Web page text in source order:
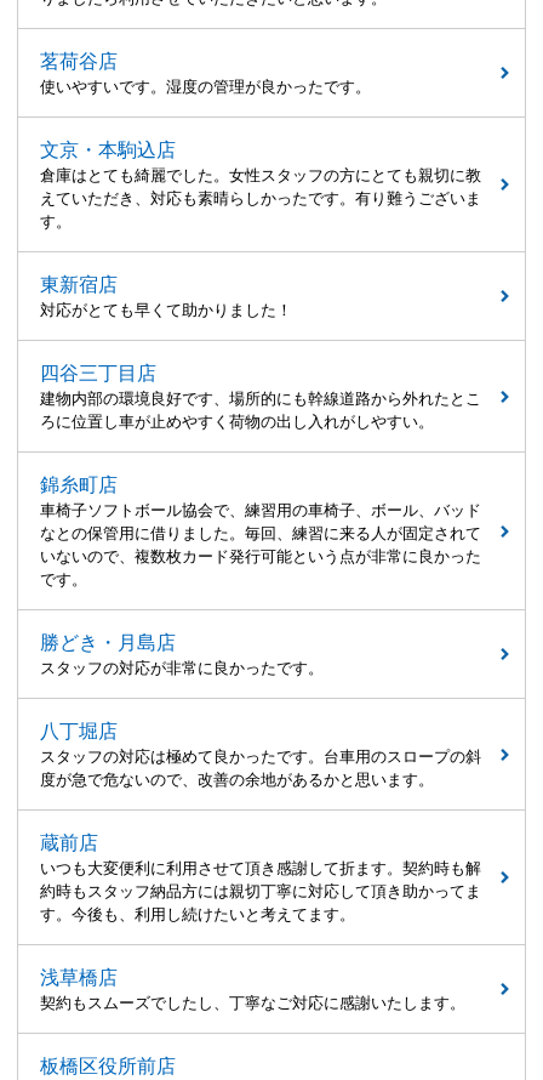
茗荷谷店
使いやすいです。湿度の管理が良かったです。
文京・本駒込店
倉庫はとても綺麗でした。女性スタッフの方にとても親切に教
えていただき、対応も素晴らしかったです。有り難うございま
す。
東新宿店
対応がとても早くて助かりました！
四谷三丁目店
建物内部の環境良好です、場所的にも幹線道路から外れたとこ
ろに位置し車が止めやすく荷物の出し入れがしやすい。
錦糸町店
車椅子ソフトボール協会で、練習用の車椅子、ボール、バッド
なとの保管用に借りました。毎回、練習に来る人が固定されて
いないので、複数枚カード発行可能という点が非常に良かった
です。
勝どき・月島店
スタッフの対応が非常に良かったです。
八丁堀店
スタッフの対応は極めて良かったです。台車用のスロープの斜
度が急で危ないので、改善の余地があるかと思います。
蔵前店
いつも大変便利に利用させて頂き感謝して折ます。契約時も解
約時もスタッフ納品方には親切丁寧に対応して頂き助かってま
す。今後も、利用し続けたいと考えてます。
浅草橋店
契約もスムーズでしたし、丁寧なご対応に感謝いたします。
板橋区役所前店